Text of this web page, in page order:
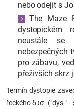
nebo odejít s
The Maze
dystopickém
neustále se
nebezpečných
pro zábavu,
přeživších skrz
Termín dystopie
řeckého δυσ- ("dys-"